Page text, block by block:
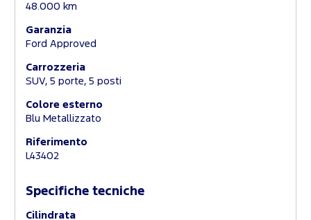
48.000 km
Garanzia
Ford Approved
Carrozzeria
SUV, 5 porte, 5 posti
Colore esterno
Blu Metallizzato
Riferimento
L43402
Specifiche tecniche
Cilindrata